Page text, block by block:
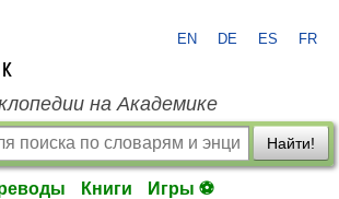
EN DE ES FR
на Академике
Найти!
Книги Игры ⚽